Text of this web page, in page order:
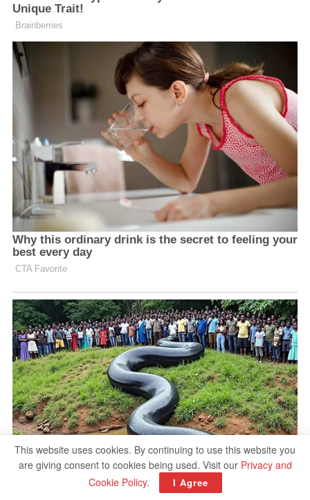
This website uses cookies. By continuing to use this website you
are giving consent to cookies being used. Visit our Privacy and
Cookie Policy. I Agree